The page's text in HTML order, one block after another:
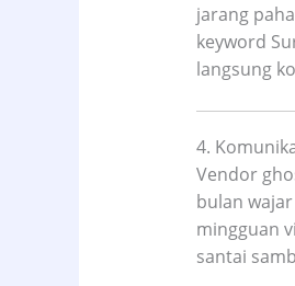
jarang
keyword
langsung
4.
Vendor
bulan
mingguan
santai